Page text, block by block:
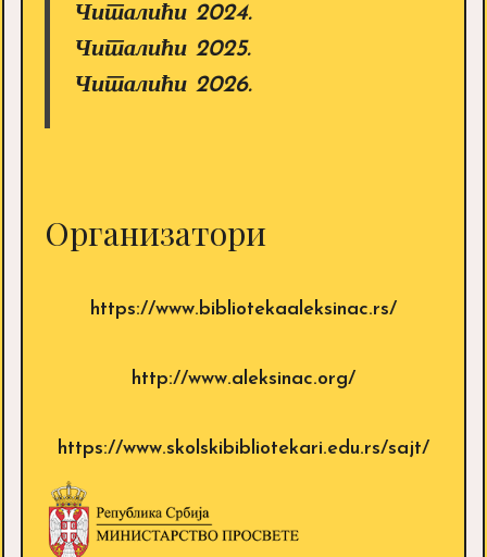
Читалићи 2024.
Читалићи 2025.
Читалићи 2026.
Организатори
https://www.bibliotekaaleksinac.rs/
http://www.aleksinac.org/
https://www.skolskibibliotekari.edu.rs/sajt/